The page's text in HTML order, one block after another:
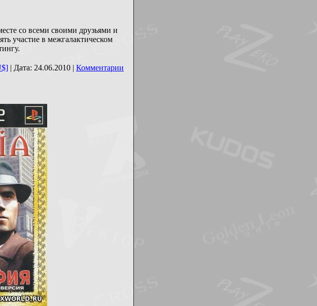
со всеми своими друзьями и
участие в межгалактическом
| Дата: 24.06.2010 | Комментарии